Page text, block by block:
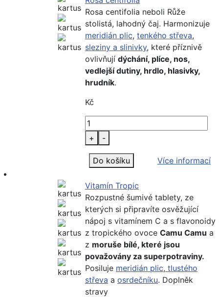
Rosa centifolia neboli Růže
stolistá, lahodný čaj. Harmonizuje
meridián plic, tenkého střeva,
sleziny a slinivky, které příznivě
ovlivňují dýchání, plíce, nos,
vedlejší dutiny, hrdlo, hlasivky,
hrudník.
Kč
+ -
Do košíku Více informací
Vitamín Tropic
Rozpustné šumivé tablety, ze
kterých si připravíte osvěžující
nápoj s vitamínem C a s flavonoidy
z tropického ovoce Camu Camu a
z moruše bílé, které jsou
považovány za superpotraviny.
Posiluje meridián plic, tlustého
střeva a osrdečníku. Doplněk
stravy